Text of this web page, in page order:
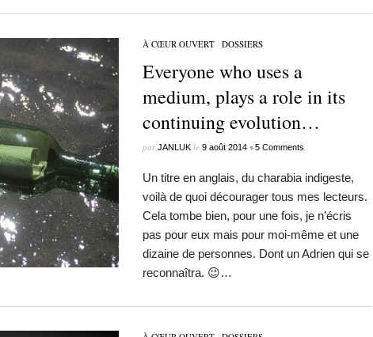
À CŒUR OUVERT/ DOSSIERS
Everyone who uses a
medium, plays a role in its
continuing evolution…
parJANLUKle 9 août 2014 •5 Comments
Un titre en anglais, du charabia indigeste,
voilà de quoi décourager tous mes lecteurs.
Cela tombe bien, pour une fois, je n’écris
pas pour eux mais pour moi-même et une
dizaine de personnes. Dont un Adrien qui se
reconnaîtra. 😉…